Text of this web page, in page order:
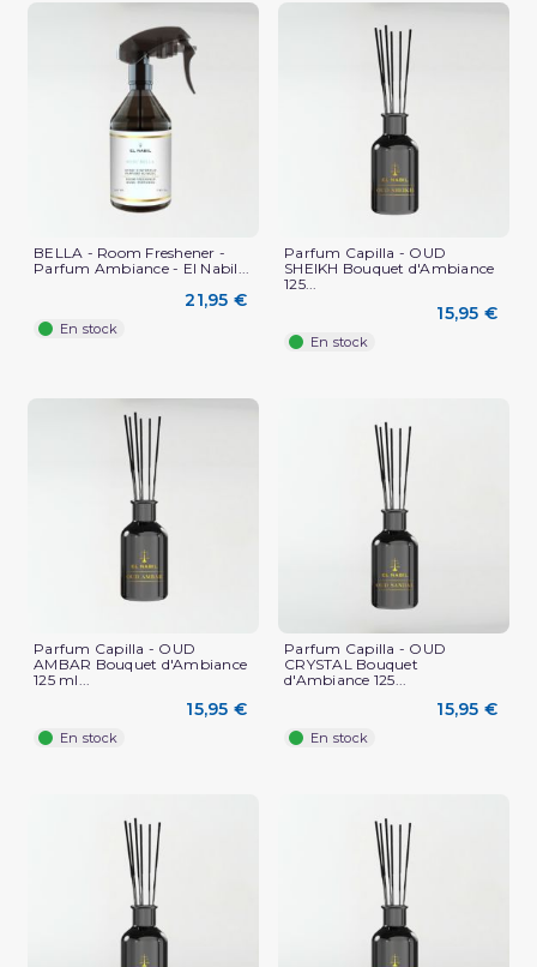
BELLA - Room Freshener -
Parfum Ambiance - El Nabil...
21,95 €
En stock
Parfum Capilla - OUD
SHEIKH Bouquet d'Ambiance
125...
15,95 €
En stock
Parfum Capilla - OUD
AMBAR Bouquet d'Ambiance
125 ml...
15,95 €
En stock
Parfum Capilla - OUD
CRYSTAL Bouquet
d'Ambiance 125...
15,95 €
En stock